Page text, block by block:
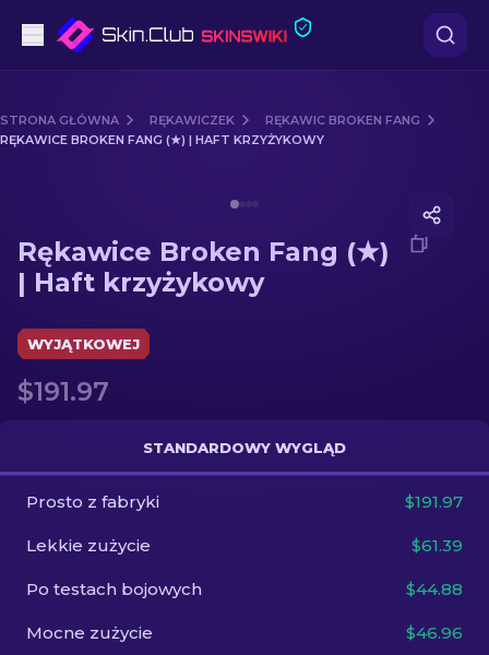
Średni poziom
karabinów snajperskich
rękawiczek
Inne
PL
STRONA GŁÓWNA RĘKAWICZEK
RĘKAWIC BROKEN FANG
RĘKAWICE BROKEN FANG (★) | HAFT KRZYŻYKOWY
Rękawice Broken Fang (★)
| Haft krzyżykowy
WYJĄTKOWEJ
$191.97
STANDARDOWY WYGLĄD
Prosto z fabryki $191.97
Lekkie zużycie $61.39
Po testach bojowych $44.88
Mocne zużycie $46.96